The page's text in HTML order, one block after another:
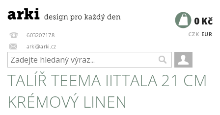
603207178
arki@arki.cz
CZK EUR
0 Kč
TALÍŘ TEEMA IITTALA 21 CM
KRÉMOVÝ LINEN